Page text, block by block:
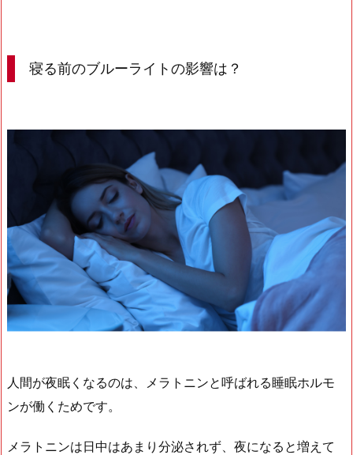
寝る前のブルーライトの影響は？
人間が夜眠くなるのは、メラトニンと呼ばれる睡眠ホルモ
ンが働くためです。
メラトニンは日中はあまり分泌されず、夜になると増えて